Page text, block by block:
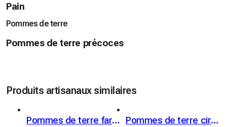
Pain
Pommes de terre
Pommes de terre précoces
Produits artisanaux similaires
Pommes de terre farineuses (variété Victoria) Pommes de terre cireuses (variété Erika)